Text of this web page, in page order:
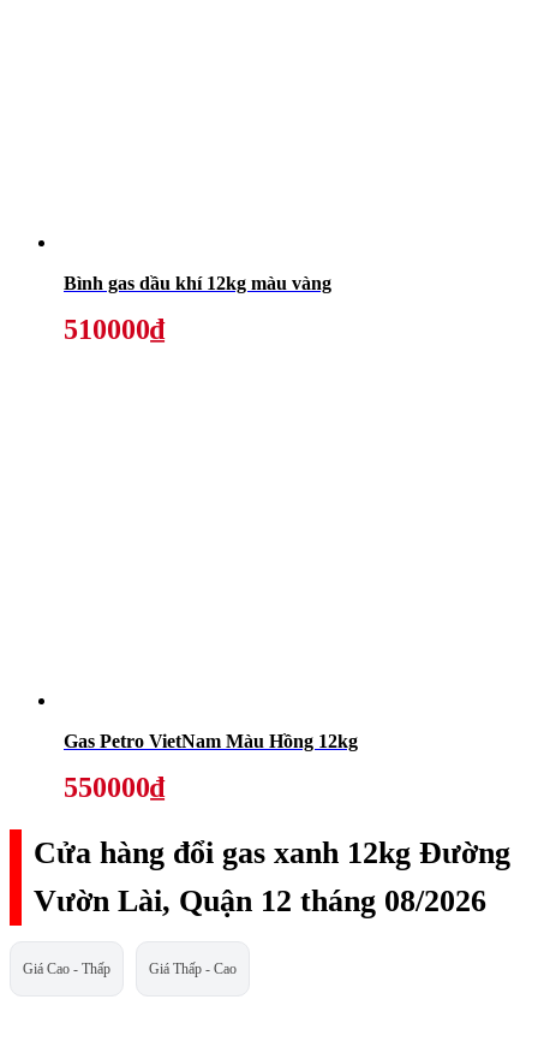
Bình gas dầu khí 12kg màu vàng
510000₫
Gas Petro VietNam Màu Hồng 12kg
550000₫
Cửa hàng đổi gas xanh 12kg Đường
Vườn Lài, Quận 12 tháng 08/2026
Giá Cao - Thấp Giá Thấp - Cao